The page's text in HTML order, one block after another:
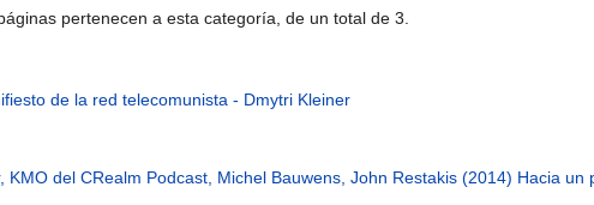
pertenecen a esta categoría, de un total de 3.
de la red telecomunista - Dmytri Kleiner
KMO del C­Realm Podcast, Michel Bauwens, John Restakis (2014) Hacia un